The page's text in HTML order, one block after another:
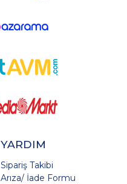
YARDIM
Sipariş Takibi
Arıza/ İade Formu